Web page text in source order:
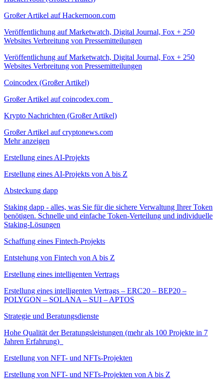
Großer Artikel auf Hackernoon.com
Veröffentlichung auf Marketwatch, Digital Journal, Fox + 250
Websites Verbreitung von Pressemitteilungen
Veröffentlichung auf Marketwatch, Digital Journal, Fox + 250
Websites Verbreitung von Pressemitteilungen
Coincodex (Großer Artikel)
Großer Artikel auf coincodex.com
Krypto Nachrichten (Großer Artikel)
Großer Artikel auf cryptonews.com
Mehr anzeigen
Erstellung eines AI-Projekts
Erstellung eines AI-Projekts von A bis Z
Absteckung dapp
Staking dapp - alles, was Sie für die sichere Verwaltung Ihrer Token
benötigen. Schnelle und einfache Token-Verteilung und individuelle
Staking-Lösungen
Schaffung eines Fintech-Projekts
Entstehung von Fintech von A bis Z
Erstellung eines intelligenten Vertrags
Erstellung eines intelligenten Vertrags – ERC20 – BEP20 –
POLYGON – SOLANA – SUI – APTOS
Strategie und Beratungsdienste
Hohe Qualität der Beratungsleistungen (mehr als 100 Projekte in 7
Jahren Erfahrung)
Erstellung von NFT- und NFTs-Projekten
Erstellung von NFT- und NFTs-Projekten von A bis Z